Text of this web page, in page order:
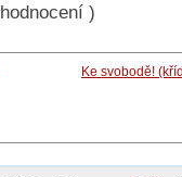
hodnocení )
Ke svobodě!